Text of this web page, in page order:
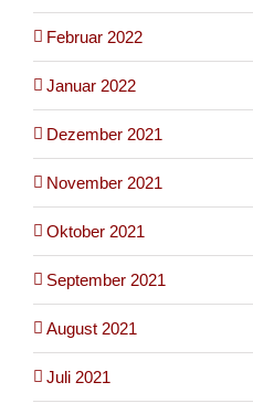
Februar 2022
Januar 2022
Dezember 2021
November 2021
Oktober 2021
September 2021
August 2021
Juli 2021